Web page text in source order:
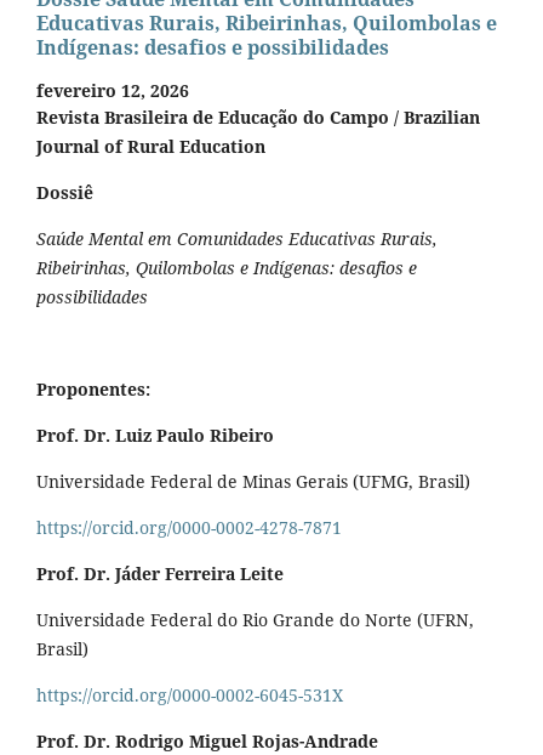
Educativas Rurais, Ribeirinhas, Quilombolas e
Indígenas: desafios e possibilidades
fevereiro 12, 2026
Revista Brasileira de Educação do Campo / Brazilian
Journal of Rural Education
Dossiê
Saúde Mental em Comunidades Educativas Rurais,
Ribeirinhas, Quilombolas e Indígenas: desafios e
possibilidades
Proponentes:
Prof. Dr. Luiz Paulo Ribeiro
Universidade Federal de Minas Gerais (UFMG, Brasil)
https://orcid.org/0000-0002-4278-7871
Prof. Dr. Jáder Ferreira Leite
Universidade Federal do Rio Grande do Norte (UFRN,
Brasil)
https://orcid.org/0000-0002-6045-531X
Prof. Dr. Rodrigo Miguel Rojas-Andrade